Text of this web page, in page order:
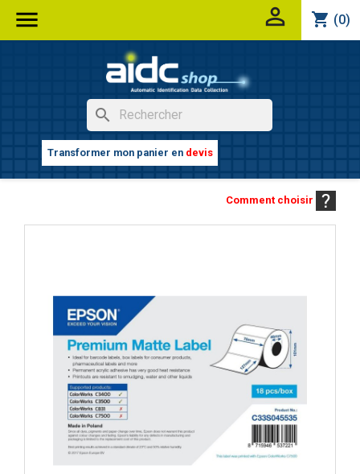
 shopping_cart (0)

search
Transformer mon panier en devis
Comment choisir